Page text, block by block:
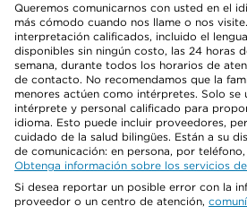
Queremos comunicarnos con usted en el
más cómodo cuando nos llame o nos
interpretación calificados, incluido el
disponibles sin ningún costo, las 24 horas
semana, durante todos los horarios de
de contacto. No recomendamos que la
menores actúen como intérpretes. Solo se
intérprete y personal calificado para
idioma. Esto puede incluir proveedores,
cuidado de la salud bilingües. Están a su
de comunicación: en persona, por
Obtenga información sobre los servicios
Si desea reportar un posible error con la
proveedor o un centro de atención,